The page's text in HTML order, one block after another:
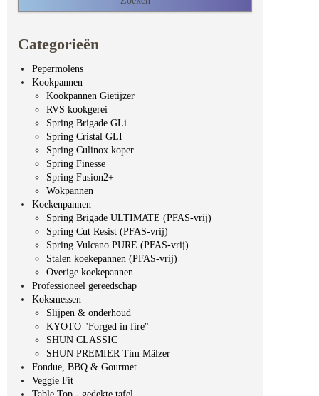
Categorieën
Pepermolens
Kookpannen
Kookpannen Gietijzer
RVS kookgerei
Spring Brigade GLi
Spring Cristal GLI
Spring Culinox koper
Spring Finesse
Spring Fusion2+
Wokpannen
Koekenpannen
Spring Brigade ULTIMATE (PFAS-vrij)
Spring Cut Resist (PFAS-vrij)
Spring Vulcano PURE (PFAS-vrij)
Stalen koekepannen (PFAS-vrij)
Overige koekepannen
Professioneel gereedschap
Koksmessen
Slijpen & onderhoud
KYOTO "Forged in fire"
SHUN CLASSIC
SHUN PREMIER Tim Mälzer
Fondue, BBQ & Gourmet
Veggie Fit